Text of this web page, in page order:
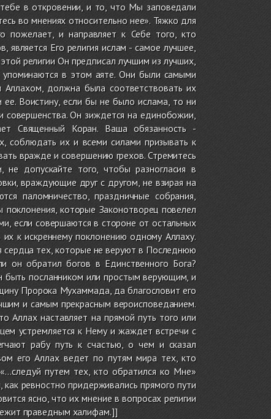
в откровении, и то, что Мы заповедали
во мнениях относительно нее». Тяжко для
пожелает, и направляет к Себе того, кто
Его религия ислам - самое лучшее,
религии Он предписал лучшим из лучших,
упоминаются в этом аяте. Они были самыми
должна была соответствовать их
ее. Воистину, если бы не было ислама, то ни
совершенства. Он зиждется на единобожии,
Священный Коран. Ваша обязанность -
соблюдать их и всеми силами призывать к
вражде и совершению грехов. Стремитесь
допускайте того, чтобы разногласия в
враждующие друг с другом, не взирая на
паломничество, праздничные собрания,
которые Законотворец повелел
если совершаются в стороне от остальных
к искреннему поклонению одному Аллаху.
сердца тех, которые не веруют в Последнюю
он обратил богов в Единственного Бога?
быть посланником или простым верующим, и
Пророка Мухаммада, да благословит его
и самым прекрасным вероисповеданием.
Аллах наставляет на прямой путь того или
устремляется к Нему и жаждет встречи с
рабу путь к счастью, о чем и сказал
его Аллах ведет по путям мира тех, кто
путем тех, кто обратился ко Мне»
ревностно придерживались прямого пути
ясно, что их мнение в вопросах религии
праведным халифам.]]